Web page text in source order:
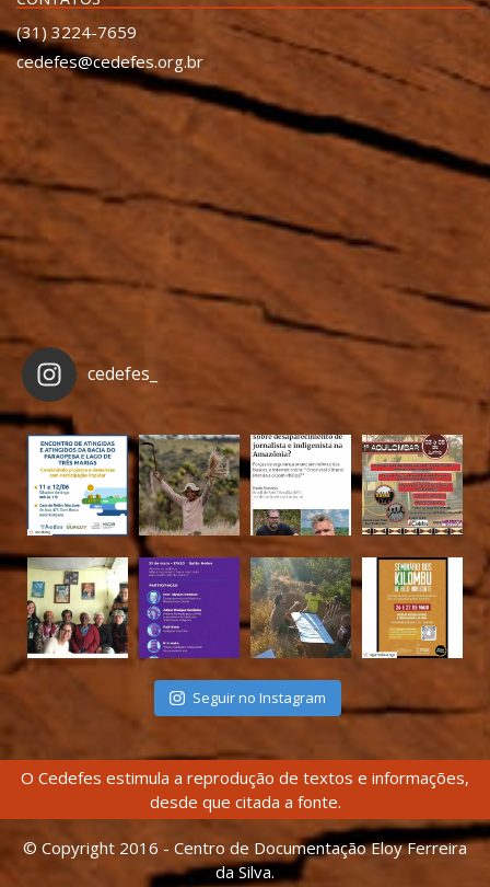
(31) 3224-7659
cedefes@cedefes.org.br
cedefes_
Seguir no Instagram
O Cedefes estimula a reprodução de textos e informações,
desde que citada a fonte.
© Copyright 2016 - Centro de Documentação Eloy Ferreira
da Silva.